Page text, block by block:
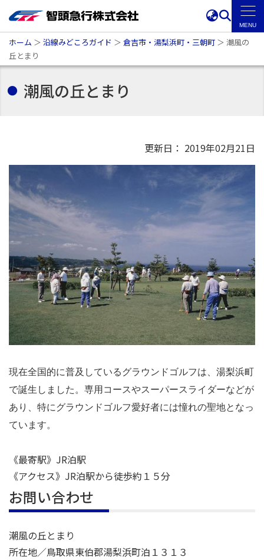
ホーム ＞ 沿線みどころガイド ＞ 倉吉市・湯梨浜町・三朝町 ＞ 潮風の
丘とまり
潮風の丘とまり
更新日： 2019年02月21日
現在全国的に普及しているグラウンドゴルフは、湯梨浜町
で誕生しました。専用コースやスーパースライダーなどが
あり、特にグラウンドゴルフ愛好者には憧れの聖地となっ
ています。
《最寄駅》JR泊駅
《アクセス》JR泊駅から徒歩約１５分
お問い合わせ
潮風の丘とまり
所在地／鳥取県東伯郡湯梨浜町泊１３１３